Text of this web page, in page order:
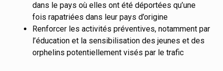
dans le pays où elles ont été déportées qu’une
fois rapatriées dans leur pays d’origine
Renforcer les activités préventives, notamment par
l’éducation et la sensibilisation des jeunes et des
orphelins potentiellement visés par le trafic